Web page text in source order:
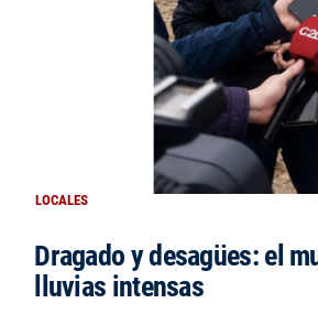
LOCALES
Dragado y desagües: el
lluvias intensas